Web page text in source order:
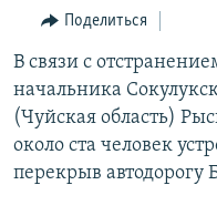
Вернутся
поиску
КЫРГЫЗЧА
ЎЗБЕКЧА
TÜRKMENÇE
Все сайты РСЕ/РС
Поделиться
В связи с
начальника
(Чуйская область)
около ста человек
перекрыв